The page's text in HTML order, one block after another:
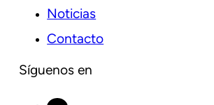
Noticias
Contacto
Síguenos en